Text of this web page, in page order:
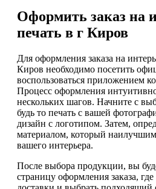
Оформить заказ на
печать в г Киров
Для оформления заказа на
Киров необходимо посетить
воспользоваться приложением
Процесс оформления
нескольких шагов. Начните с
будь то печать с вашей
дизайн с логотипом. Затем,
материалом, который
вашего интерьера.
После выбора продукции, вы
страницу оформления заказа,